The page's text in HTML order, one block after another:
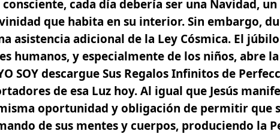
cada día debería ser una Navidad,
que habita en su interior. Sin embargo,
asistencia adicional de la Ley Cósmica. El
humanos, y especialmente de los niños, abre
SOYdescargue Sus Regalos Infinitos de
de esa Luz hoy. Al igual que Jesús
oportunidad y obligación de permitir que
de sus mentes y cuerpos, produciendo la